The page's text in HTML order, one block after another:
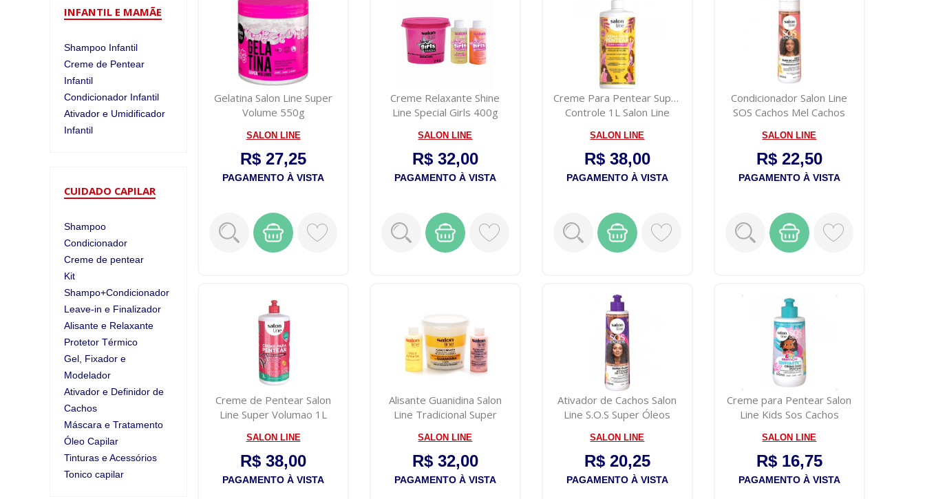
INFANTIL E MAMÃE
Shampoo Infantil
Creme de Pentear
Infantil
Condicionador Infantil
Ativador e Umidificador
Infantil
CUIDADO CAPILAR
Shampoo
Condicionador
Creme de pentear
Kit
Shampo+Condicionador
Leave-in e Finalizador
Alisante e Relaxante
Protetor Térmico
Gel, Fixador e
Modelador
Ativador e Definidor de
Cachos
Máscara e Tratamento
Óleo Capilar
Tinturas e Acessórios
Tonico capilar
Gelatina Salon Line Super
Volume 550g
SALON LINE
R$ 27,25
PAGAMENTO À VISTA
Creme Relaxante Shine
Line Special Girls 400g
SALON LINE
R$ 32,00
PAGAMENTO À VISTA
Creme Para Pentear Super
Controle 1L Salon Line
SALON LINE
R$ 38,00
PAGAMENTO À VISTA
Condicionador Salon Line
SOS Cachos Mel Cachos
SALON LINE
R$ 22,50
PAGAMENTO À VISTA
Creme de Pentear Salon
Line Super Volumao 1L
SALON LINE
R$ 38,00
PAGAMENTO À VISTA
Alisante Guanidina Salon
Line Tradicional Super
SALON LINE
R$ 32,00
PAGAMENTO À VISTA
Ativador de Cachos Salon
Line S.O.S Super Óleos
SALON LINE
R$ 20,25
PAGAMENTO À VISTA
Creme para Pentear Salon
Line Kids Sos Cachos
SALON LINE
R$ 16,75
PAGAMENTO À VISTA